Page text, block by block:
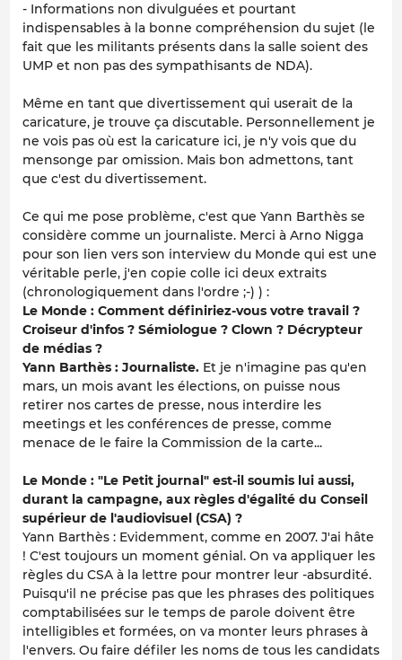
- Informations non divulguées et pourtant
indispensables à la bonne compréhension du sujet (le
fait que les militants présents dans la salle soient des
UMP et non pas des sympathisants de NDA).
Même en tant que divertissement qui userait de la
caricature, je trouve ça discutable. Personnellement je
ne vois pas où est la caricature ici, je n'y vois que du
mensonge par omission. Mais bon admettons, tant
que c'est du divertissement.
Ce qui me pose problème, c'est que Yann Barthès se
considère comme un journaliste. Merci à Arno Nigga
pour son lien vers son interview du Monde qui est une
véritable perle, j'en copie colle ici deux extraits
(chronologiquement dans l'ordre ;-) ) :
Le Monde : Comment définiriez-vous votre travail ?
Croiseur d'infos ? Sémiologue ? Clown ? Décrypteur
de médias ?
Yann Barthès : Journaliste. Et je n'imagine pas qu'en
mars, un mois avant les élections, on puisse nous
retirer nos cartes de presse, nous interdire les
meetings et les conférences de presse, comme
menace de le faire la Commission de la carte...
Le Monde : "Le Petit journal" est-il soumis lui aussi,
durant la campagne, aux règles d'égalité du Conseil
supérieur de l'audiovisuel (CSA) ?
Yann Barthès : Evidemment, comme en 2007. J'ai hâte
! C'est toujours un moment génial. On va appliquer les
règles du CSA à la lettre pour montrer leur -absurdité.
Puisqu'il ne précise pas que les phrases des politiques
comptabilisées sur le temps de parole doivent être
intelligibles et formées, on va monter leurs phrases à
l'envers. Ou faire défiler les noms de tous les candidats